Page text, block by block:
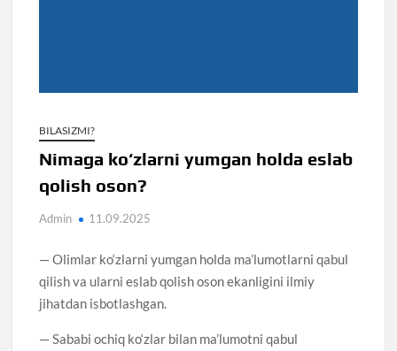
BILASIZMI?
Nimaga ko‘zlarni yumgan holda eslab
qolish oson?
Admin 11.09.2025
— Olimlar ko‘zlarni yumgan holda ma’lumotlarni qabul
qilish va ularni eslab qolish oson ekanligini ilmiy
jihatdan isbotlashgan.
— Sababi ochiq ko‘zlar bilan ma’lumotni qabul